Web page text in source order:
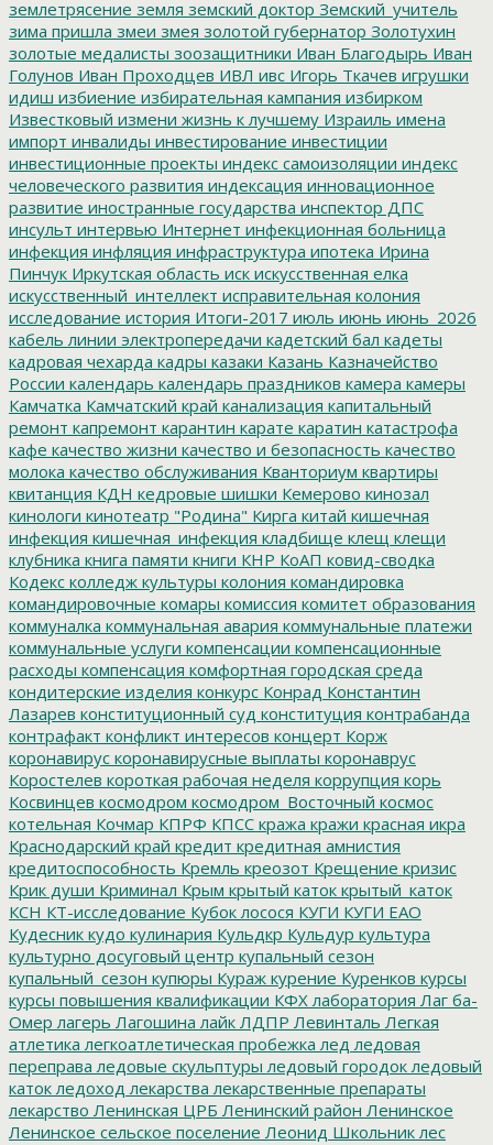
землетрясение земля земский доктор Земский_учитель
зима пришла змеи змея золотой губернатор Золотухин
золотые медалисты зоозащитники Иван Благодырь Иван
Голунов Иван Проходцев ИВЛ ивс Игорь Ткачев игрушки
идиш избиение избирательная кампания избирком
Известковый измени жизнь к лучшему Израиль имена
импорт инвалиды инвестирование инвестиции
инвестиционные проекты индекс самоизоляции индекс
человеческого развития индексация инновационное
развитие иностранные государства инспектор ДПС
инсульт интервью Интернет инфекционная больница
инфекция инфляция инфраструктура ипотека Ирина
Пинчук Иркутская область иск искусственная елка
искусственный_интеллект исправительная колония
исследование история Итоги-2017 июль июнь июнь_2026
кабель линии электропередачи кадетский бал кадеты
кадровая чехарда кадры казаки Казань Казначейство
России календарь календарь праздников камера камеры
Камчатка Камчатский край канализация капитальный
ремонт капремонт карантин карате каратин катастрофа
кафе качество жизни качество и безопасность качество
молока качество обслуживания Кванториум квартиры
квитанция КДН кедровые шишки Кемерово кинозал
кинологи кинотеатр "Родина" Кирга китай кишечная
инфекция кишечная_инфекция кладбище клещ клещи
клубника книга памяти книги КНР КоАП ковид-сводка
Кодекс колледж культуры колония командировка
командировочные комары комиссия комитет образования
коммуналка коммунальная авария коммунальные платежи
коммунальные услуги компенсации компенсационные
расходы компенсация комфортная городская среда
кондитерские изделия конкурс Конрад Константин
Лазарев конституционный суд конституция контрабанда
контрафакт конфликт интересов концерт Корж
коронавирус коронавирусные выплаты коронаврус
Коростелев короткая рабочая неделя коррупция корь
Косвинцев космодром космодром_Восточный космос
котельная Кочмар КПРФ КПСС кража кражи красная икра
Краснодарский край кредит кредитная амнистия
кредитоспособность Кремль креозот Крещение кризис
Крик души Криминал Крым крытый каток крытый_каток
КСН КТ-исследование Кубок лосося КУГИ КУГИ ЕАО
Кудесник кудо кулинария Кульдкр Кульдур культура
культурно досуговый центр купальный сезон
купальный_сезон купюры Кураж курение Куренков курсы
курсы повышения квалификации КФХ лаборатория Лаг ба-
Омер лагерь Лагошина лайк ЛДПР Левинталь Легкая
атлетика легкоатлетическая пробежка лед ледовая
переправа ледовые скульптуры ледовый городок ледовый
каток ледоход лекарства лекарственные препараты
лекарство Ленинская ЦРБ Ленинский район Ленинское
Ленинское сельское поселение Леонид Школьник лес